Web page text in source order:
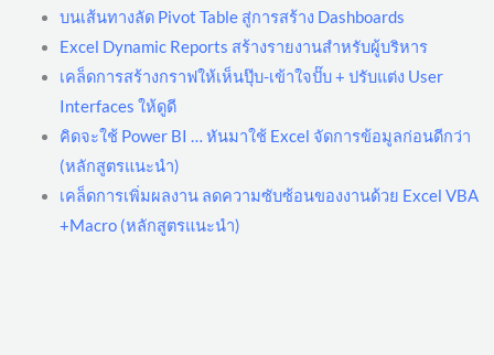
บนเส้นทางลัด Pivot Table สู่การสร้าง Dashboards
Excel Dynamic Reports สร้างรายงานสำหรับผู้บริหาร
เคล็ดการสร้างกราฟให้เห็นปุ๊บ-เข้าใจปั๊บ + ปรับแต่ง User
Interfaces ให้ดูดี
คิดจะใช้ Power BI … หันมาใช้ Excel จัดการข้อมูลก่อนดีกว่า
(หลักสูตรแนะนำ)
เคล็ดการเพิ่มผลงาน ลดความซับซ้อนของงานด้วย Excel VBA
+Macro (หลักสูตรแนะนำ)